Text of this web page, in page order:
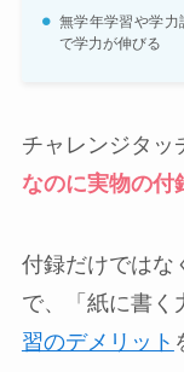
無学年学習や学力
で学力が伸びる
チャレンジタッ
なのに実物の付
付録だけではな
で、「紙に書く
習のデメリット